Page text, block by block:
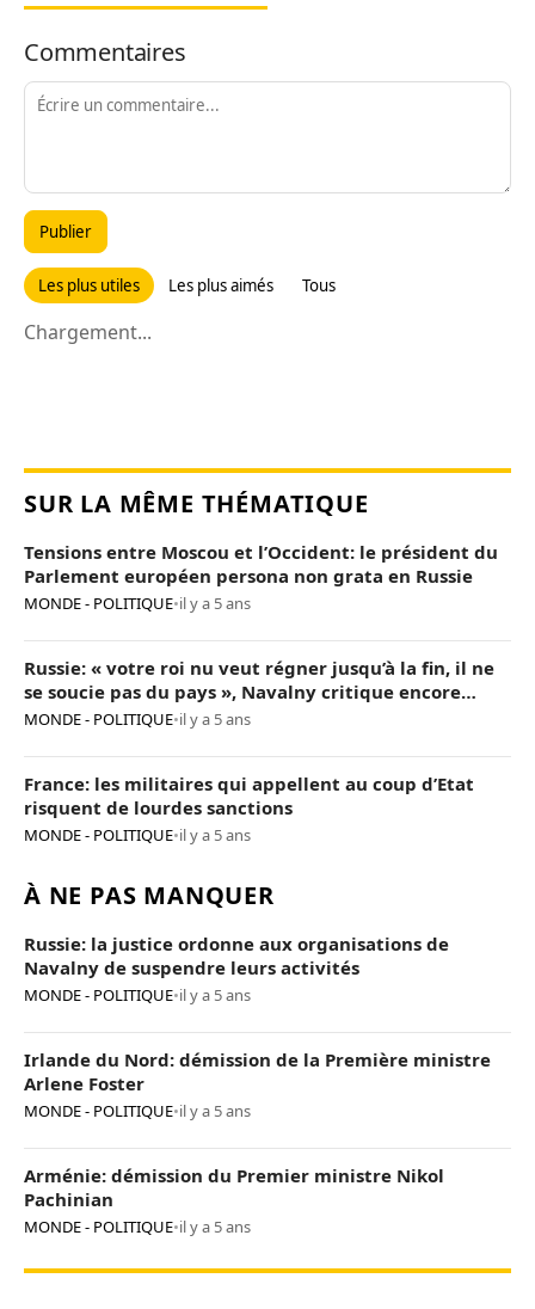
Commentaires
Publier
Les plus utiles Les plus aimés Tous
Chargement...
SUR LA MÊME THÉMATIQUE
Tensions entre Moscou et l’Occident: le président du
Parlement européen persona non grata en Russie
MONDE - POLITIQUE•il y a 5 ans
Russie: « votre roi nu veut régner jusqu’à la fin, il ne
se soucie pas du pays », Navalny critique encore
Poutine
MONDE - POLITIQUE•il y a 5 ans
France: les militaires qui appellent au coup d’Etat
risquent de lourdes sanctions
MONDE - POLITIQUE•il y a 5 ans
À NE PAS MANQUER
Russie: la justice ordonne aux organisations de
Navalny de suspendre leurs activités
MONDE - POLITIQUE•il y a 5 ans
Irlande du Nord: démission de la Première ministre
Arlene Foster
MONDE - POLITIQUE•il y a 5 ans
Arménie: démission du Premier ministre Nikol
Pachinian
MONDE - POLITIQUE•il y a 5 ans